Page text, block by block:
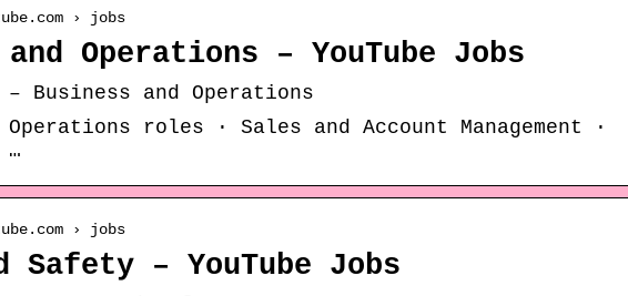
› jobs
Operations – YouTube Jobs
– Business and Operations
Operations roles · Sales and Account Management ·
…
› jobs
Safety – YouTube Jobs